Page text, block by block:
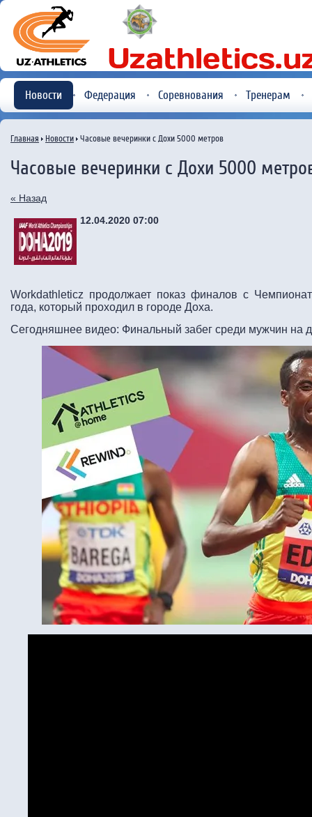
Новости Федерация Соревнования Тренерам
Главная Новости Часовые вечеринки с Дохи 5000 метров
Часовые вечеринки с Дохи 5000
« Назад
12.04.2020 07:00
Workdathleticz продолжает показ финалов с
года, который проходил в городе Доха.
Сегодняшнее видео: Финальный забег среди мужчин на